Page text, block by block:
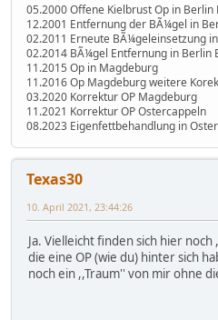
05.2000 Offene Kielbrust Op in Berlin
12.2001 Entfernung der BÃ¼gel in
02.2011 Erneute BÃ¼geleinsetzung
02.2014 BÃ¼gel Entfernung in Berlin
11.2015 Op in Magdeburg
11.2016 Op Magdeburg weitere
03.2020 Korrektur OP Magdeburg
11.2021 Korrektur OP Ostercappeln
08.2023 Eigenfettbehandlung in
Texas30
10. April 2021, 23:44:26
Ja. Vielleicht finden sich hier
die eine OP (wie du) hinter sich
noch ein ,,Traum'' von mir ohne